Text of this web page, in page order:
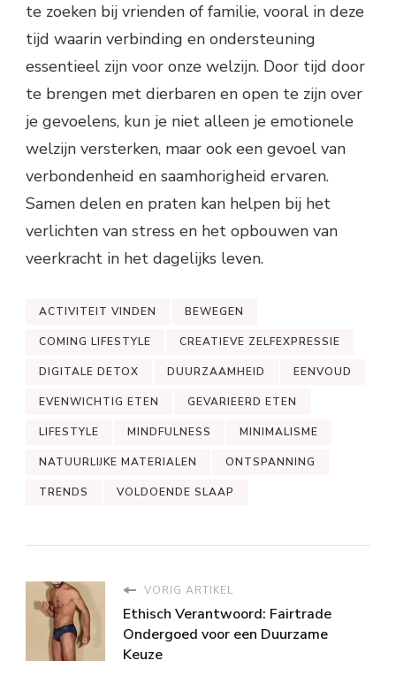
te zoeken bij vrienden of familie, vooral in deze
tijd waarin verbinding en ondersteuning
essentieel zijn voor onze welzijn. Door tijd door
te brengen met dierbaren en open te zijn over
je gevoelens, kun je niet alleen je emotionele
welzijn versterken, maar ook een gevoel van
verbondenheid en saamhorigheid ervaren.
Samen delen en praten kan helpen bij het
verlichten van stress en het opbouwen van
veerkracht in het dagelijks leven.
ACTIVITEIT VINDEN BEWEGEN
COMING LIFESTYLE CREATIEVE ZELFEXPRESSIE
DIGITALE DETOX DUURZAAMHEID EENVOUD
EVENWICHTIG ETEN GEVARIEERD ETEN
LIFESTYLE MINDFULNESS MINIMALISME
NATUURLIJKE MATERIALEN ONTSPANNING
TRENDS VOLDOENDE SLAAP
VORIG ARTIKEL
Ethisch Verantwoord: Fairtrade
Ondergoed voor een Duurzame
Keuze